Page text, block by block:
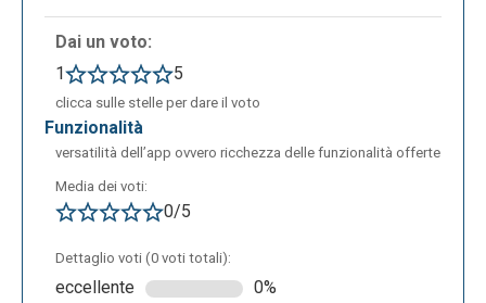
Dai un voto:
1
5
clicca sulle stelle per dare il voto
funzionalità
versatilità dell’app ovvero ricchezza delle funzionalità offerte
Media dei voti:
0/5
Dettaglio voti (0 voti totali):
eccellente
0%